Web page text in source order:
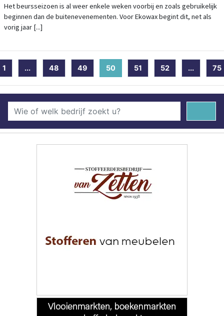
Het beursseizoen is al weer enkele weken voorbij en zoals gebruikelijk
beginnen dan de buitenevenementen. Voor Ekowax begint dit, net als
vorig jaar [...]
1 ... 48 49 50 (current)
51 52 ... 75